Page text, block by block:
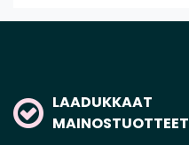
LAADUKKAAT
MAINOSTUOTTEET